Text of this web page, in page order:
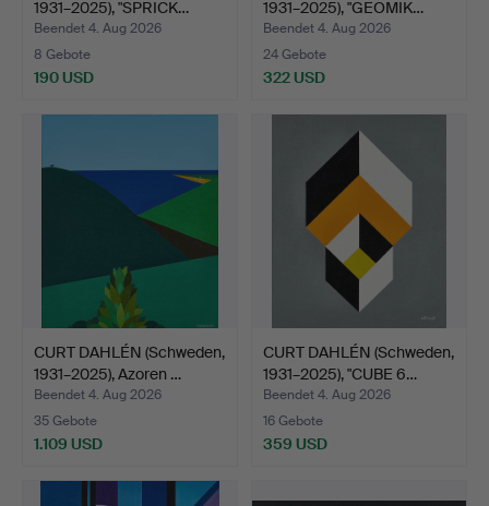
1931–2025), "SPRICK…
Beendet 4. Aug 2026
8 Gebote
190 USD
1931–2025), "GEOMIK…
Beendet 4. Aug 2026
24 Gebote
322 USD
CURT DAHLÉN (Schweden,
1931–2025), Azoren …
Beendet 4. Aug 2026
35 Gebote
1.109 USD
CURT DAHLÉN (Schweden,
1931–2025), "CUBE 6…
Beendet 4. Aug 2026
16 Gebote
359 USD